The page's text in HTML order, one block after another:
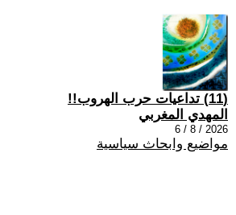
(11) تداعيات حرب الهروب!!
المهدي المغربي
2026 / 8 / 6
مواضيع وابحاث سياسية